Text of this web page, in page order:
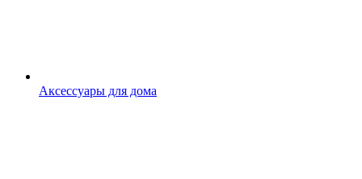
Аксессуары для дома